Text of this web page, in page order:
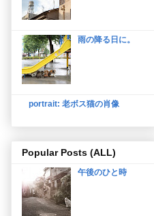
雨の降る日に。
portrait: 老ボス猫の肖像
Popular Posts (ALL)
午後のひと時